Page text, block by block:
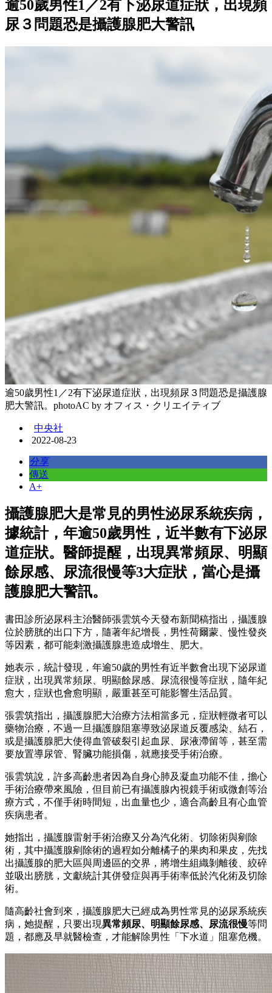
逾50歲男性1／2有下泌尿道症狀，出現頻
尿３問題恐是攝護腺肥大警訊
逾50歲男性1／2有下泌尿道症狀，出現頻尿３問題恐是攝護腺
肥大警訊。photoAC by オフィス・クリエイティブ
中央社
2022-08-23
分享
傳送
A+
攝護腺肥大是常見的男性泌尿系統疾病，
據統計，年逾50歲男性，近半數有下泌尿
道症狀。醫師提醒，出現異常頻尿、明顯
餘尿感、尿流很慢等3大症狀，當心是攝
護腺肥大警訊。
書田診所泌尿科主治醫師張雲筑今天發布新聞稿指出，攝護腺
位於膀胱的出口下方，隨著年紀增長，男性荷爾蒙、慢性發炎
等因素，都可能刺激攝護腺患造成增生、肥大。
她表示，統計發現，年逾50歲的男性有近半數會出現下泌尿道
症狀，出現異常頻尿、明顯餘尿感、尿流很慢等症狀，隨年紀
愈大，症狀也會愈明顯，嚴重甚至可能影響生活品質。
張雲筑指出，攝護腺肥大治療方法相當多元，症狀輕微者可以
藥物治療，不過一旦攝護腺阻塞導致泌尿道反覆感染、結石，
或是攝護腺肥大使得血管破裂引起血尿、尿液滯留等，甚至需
要放置導尿管、腎臟功能損傷，就應接受手術治療。
張雲筑說，許多高齡患者因為自身心肺及凝血功能不佳，擔心
手術治療帶來風險，但目前已有攝護腺內視鏡手術或微創等治
療方式，不僅手術時間短，出血量也少，適合高齡且有心血管
疾病患者。
她指出，攝護腺雷射手術治療又分為汽化術、切除術與剜除
術，其中攝護腺剜除術的過程如分離橘子的果肉和果皮，先找
出攝護腺的肥大區與周邊區的交界，將增生組織剝離後、絞碎
並吸出膀胱，文獻統計其併發症與再手術率低於汽化術及切除
術。
隨高齡社會到來，攝護腺肥大已經成為男性常見的泌尿系統疾
病，她提醒，只要出現異常頻尿、明顯餘尿感、尿流很慢等問
題，都應及早就醫檢查，才能解除男性「下水道」阻塞危機。